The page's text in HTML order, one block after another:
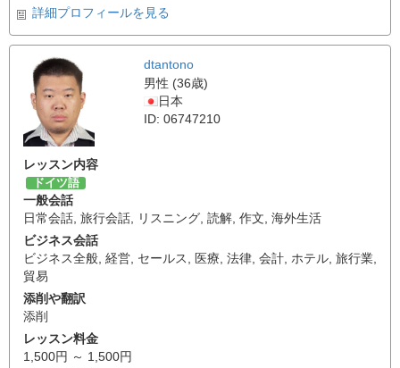
詳細プロフィールを見る
dtantono
男性 (36歳)
日本
ID: 06747210
レッスン内容
ドイツ語
一般会話
日常会話, 旅行会話, リスニング, 読解, 作文, 海外生活
ビジネス会話
ビジネス全般, 経営, セールス, 医療, 法律, 会計, ホテル, 旅行業,
貿易
添削や翻訳
添削
レッスン料金
1,500円 ～ 1,500円